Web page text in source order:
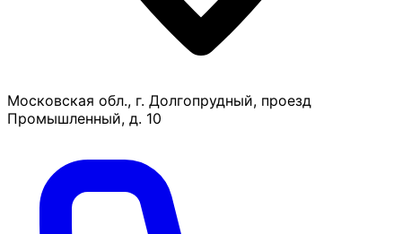
Московская обл., г. Долгопрудный, проезд
Промышленный, д. 10